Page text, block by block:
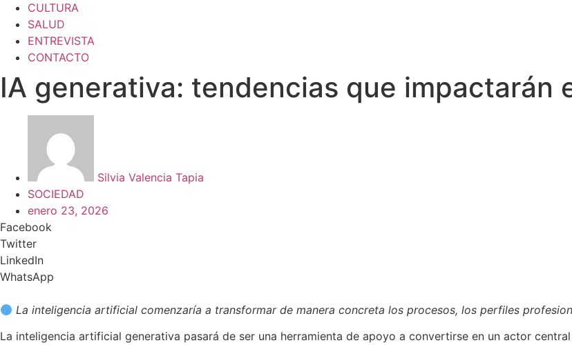
CULTURA
SALUD
ENTREVISTA
CONTACTO
IA generativa: tendencias que impactarán
Silvia Valencia Tapia
SOCIEDAD
enero 23, 2026
Facebook
Twitter
LinkedIn
WhatsApp
La inteligencia artificial comenzaría a transformar de manera concreta los procesos, los perfiles
La inteligencia artificial generativa pasará de ser una herramienta de apoyo a convertirse en un actor